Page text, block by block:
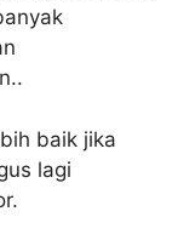
baik jika
lagi